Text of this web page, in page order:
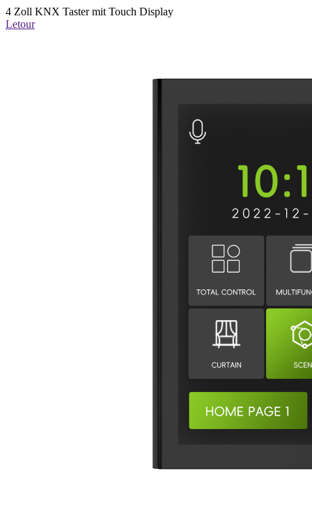
4 Zoll KNX Taster mit Touch Display
Letour